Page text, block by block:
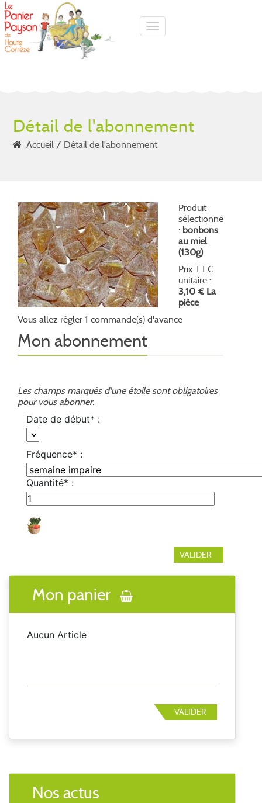
Toggle navigation
Détail de l'abonnement
Accueil Détail de l'abonnement
Produit
sélectionné
: bonbons
au miel
(130g)
Prix T.T.C.
unitaire :
3,10 € La
pièce
Vous allez régler 1 commande(s) d'avance
Mon abonnement
Les champs marqués d'une étoile sont obligatoires
pour vous abonner.
Date de début* :
Fréquence* :
Quantité* :
Mon panier
Aucun Article
VALIDER
Nos actus